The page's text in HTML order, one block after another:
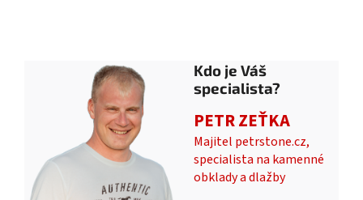
Kdo je Váš
specialista?
PETR ZEŤKA
Majitel petrstone.cz,
specialista na kamenné
obklady a dlažby